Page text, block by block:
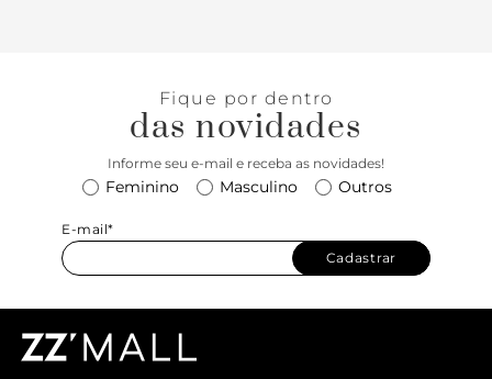
Fique por dentro
das novidades
Informe seu e-mail e receba as novidades!
Feminino Masculino Outros
E-mail*
Cadastrar